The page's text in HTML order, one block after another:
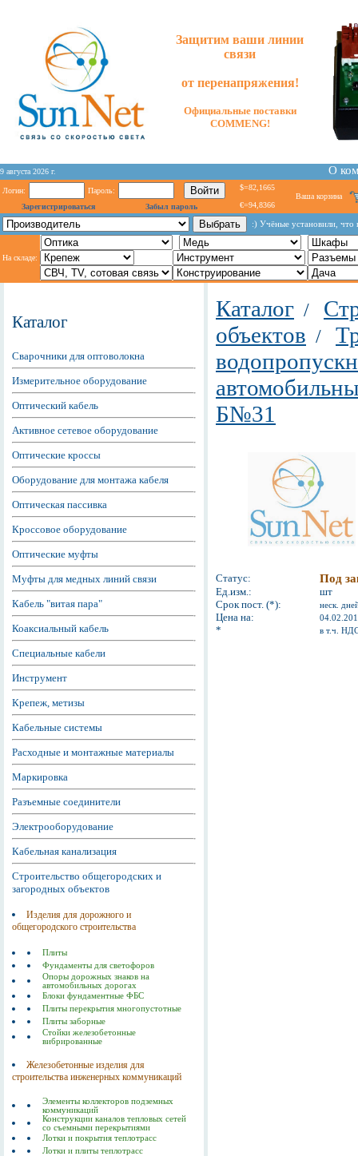
Защитим ваши линии
связи
от перенапряжения!
Официальные поставки
COMMENG!
9 августа 2026 г. О
Логин:
Пароль:
Зарегистрироваться
Забыл пароль
$=82,1665
€=94,8366
Ваша корзина
:) Учёные установили, что
На складе:
Каталог
Сварочники для оптоволокна
Измерительное оборудование
Оптический кабель
Активное сетевое оборудование
Оптические кроссы
Оборудование для монтажа кабеля
Оптическая пассивка
Кроссовое оборудование
Оптические муфты
Муфты для медных линий связи
Кабель "витая пара"
Коаксиальный кабель
Специальные кабели
Инструмент
Крепеж, метизы
Кабельные системы
Расходные и монтажные материалы
Маркировка
Разъемные соединители
Электрооборудование
Кабельная канализация
Строительство общегородских и
загородных объектов
Изделия для дорожного и
общегородского строительства
Плиты
Фундаменты для светофоров
Опоры дорожных знаков на
автомобильных дорогах
Блоки фундаментные ФБС
Плиты перекрытия многопустотные
Плиты заборные
Стойки железобетонные
вибрированные
Железобетонные изделия для
строительства инженерных коммуникаций
Элементы коллекторов подземных
коммуникаций
Конструкции каналов тепловых сетей
со съемными перекрытиями
Лотки и покрытия теплотрасс
Лотки и плиты теплотрасс
Каталог /
объектов /
Б№31
Статус: Под
Ед.изм.:
шт
Срок пост. (*):
неск.
Цена на:
* в т.ч.